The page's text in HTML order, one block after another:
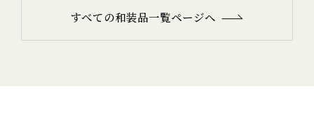
すべての和装品一覧ページへ